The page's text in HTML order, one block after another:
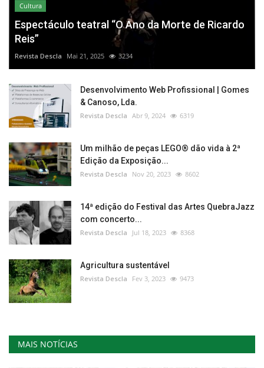
Cultura
Espectáculo teatral “O Ano da Morte de Ricardo
Reis”
Revista Descla Mai 21, 2025 3234
Desenvolvimento Web Profissional | Gomes
& Canoso, Lda.
Revista Descla Abr 9, 2024 6319
Um milhão de peças LEGO® dão vida à 2ª
Edição da Exposição...
Revista Descla Nov 20, 2023 8602
14ª edição do Festival das Artes QuebraJazz
com concerto...
Revista Descla Jul 18, 2023 8368
Agricultura sustentável
Revista Descla Fev 3, 2023 9473
MAIS NOTÍCIAS